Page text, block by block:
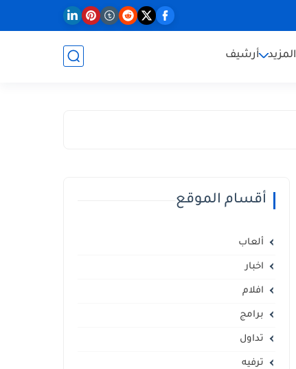
المزيد أرشيف
أقسام الموقع
ألعاب
اخبار
افلام
برامج
تداول
ترفيه